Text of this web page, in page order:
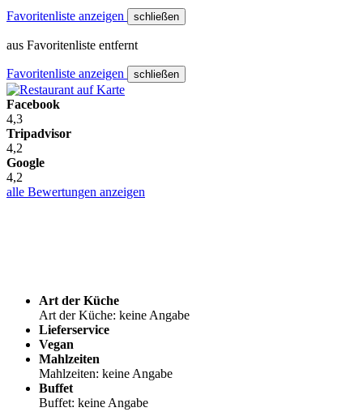
Favoritenliste anzeigen schließen
aus Favoritenliste entfernt
Favoritenliste anzeigen schließen
Facebook
4,3
Tripadvisor
4,2
Google
4,2
alle Bewertungen anzeigen
Art der Küche
Art der Küche: keine Angabe
Lieferservice
Vegan
Mahlzeiten
Mahlzeiten: keine Angabe
Buffet
Buffet: keine Angabe